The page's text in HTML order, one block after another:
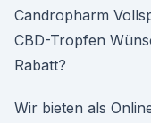
Candropharm
CBD-Tropfen
Rabatt?
Wir bieten als